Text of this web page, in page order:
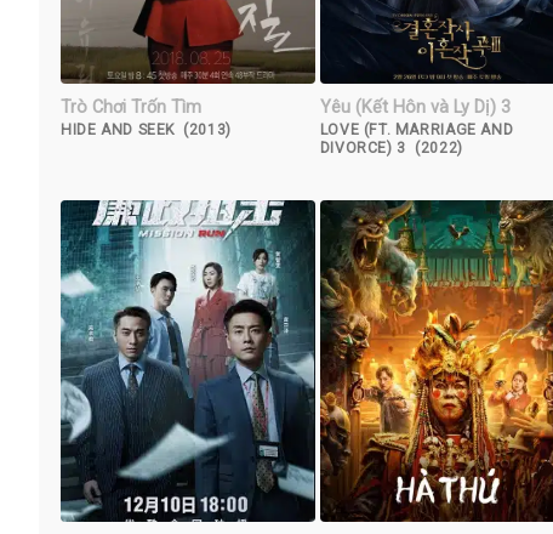
Trò Chơi Trốn Tìm
HIDE AND SEEK (2013)
Yêu (Kết Hôn và Ly Dị) 3
LOVE (FT. MARRIAGE AND
DIVORCE) 3 (2022)